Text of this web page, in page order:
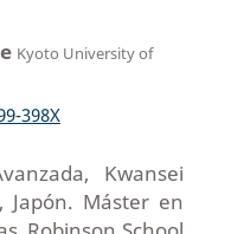
Kyoto University of
398X
Kwansei
Japón. Máster en